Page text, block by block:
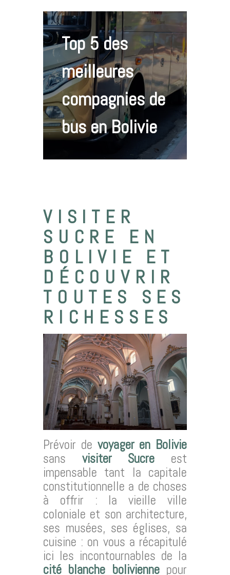
Top 5 des
meilleures
compagnies de
bus en Bolivie
VISITER
SUCRE EN
BOLIVIE ET
DÉCOUVRIR
TOUTES SES
RICHESSES
Prévoir de voyager en Bolivie
sans visiter Sucre est
impensable tant la capitale
constitutionnelle a de choses
à offrir : la vieille ville
coloniale et son architecture,
ses musées, ses églises, sa
cuisine : on vous a récapitulé
ici les incontournables de la
cité blanche boliviennepour